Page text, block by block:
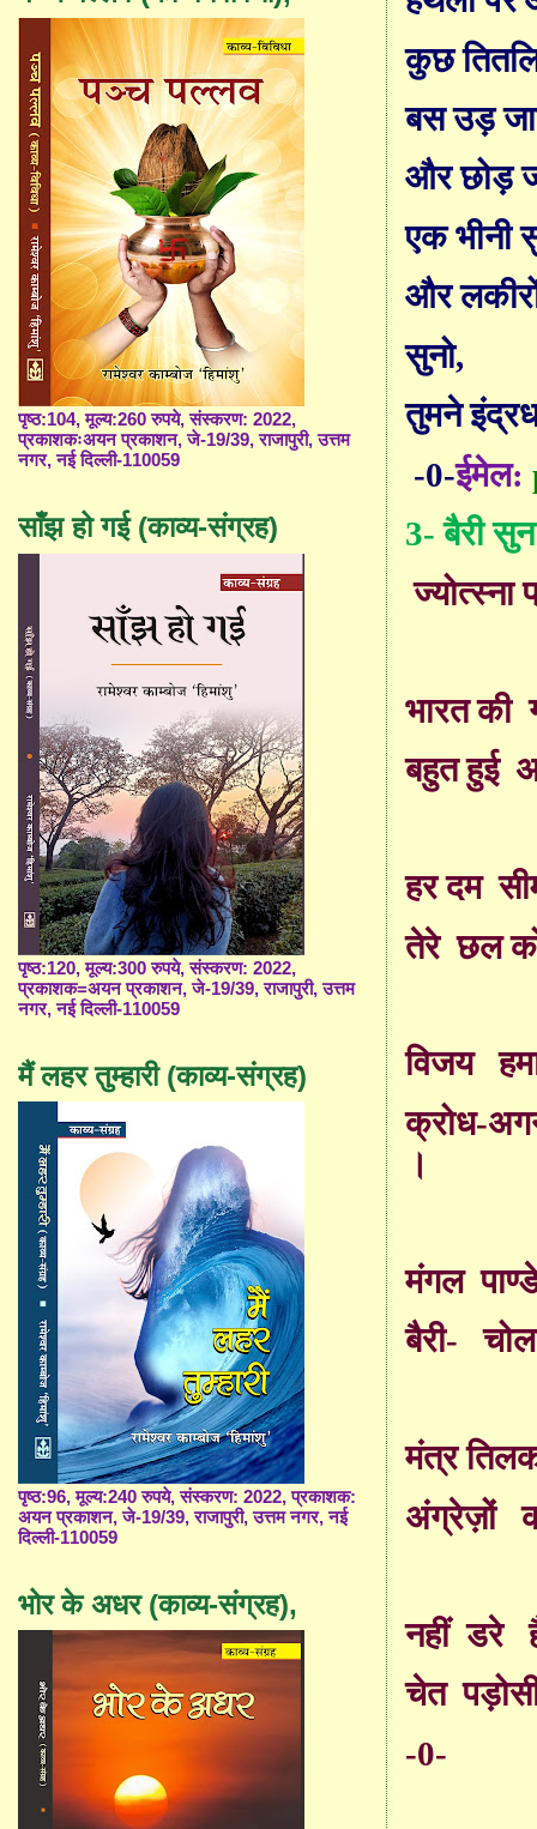
कुछ
बस उड़
और छोड़
एक भीनी
और
सुनो,
तुमने
-0-ईमेल:
3-बैरी
ज्योत्स्ना
भारत की
बहुत हुई
हर दम
तेरे छल
विजय
क्रोध-
।
मंगल
बैरी-
मंत्र
अंग्रेज़ों
नहीं डरे
चेत
-0-
पृष्ठ:104, मूल्य:260 रुपये, संस्करण: 2022,
प्रकाशकःअयन प्रकाशन, जे-19/39, राजापुरी, उत्तम
नगर, नई दिल्ली-110059
साँझ हो गई (काव्य-संग्रह)
पृष्ठ:120, मूल्य:300 रुपये, संस्करण: 2022,
प्रकाशक=अयन प्रकाशन, जे-19/39, राजापुरी, उत्तम
नगर, नई दिल्ली-110059
मैं लहर तुम्हारी (काव्य-संग्रह)
पृष्ठ:96, मूल्य:240 रुपये, संस्करण: 2022, प्रकाशक:
अयन प्रकाशन, जे-19/39, राजापुरी, उत्तम नगर, नई
दिल्ली-110059
भोर के अधर (काव्य-संग्रह),